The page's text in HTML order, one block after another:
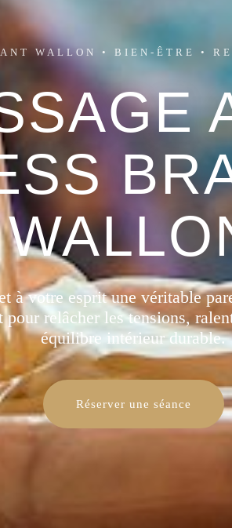
WALLON • BIEN-ÊTRE •
à votre esprit une véritable
pour relâcher les tensions,
équilibre intérieur durable.
Réserver une séance